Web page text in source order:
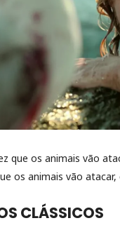
que os animais vão
os animais vão
CLÁSSICOS